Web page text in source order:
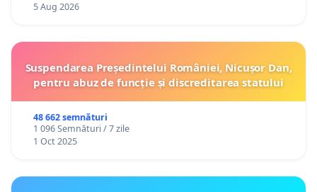
5 Aug 2026
Suspendarea Președintelui României, Nicușor Dan,
pentru abuz de funcție și discreditarea statului
48 662 semnături
1 096 Semnături / 7 zile
1 Oct 2025